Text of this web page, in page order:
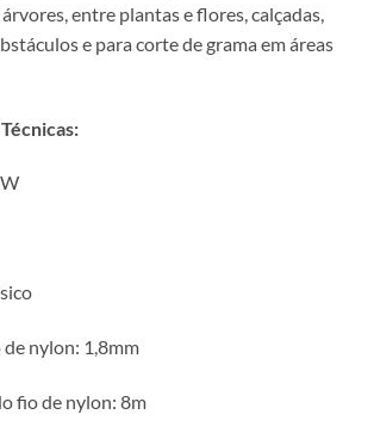
entre plantas e flores, calçadas,
e para corte de grama em áreas
nylon: 1,8mm
fio de nylon: 8m